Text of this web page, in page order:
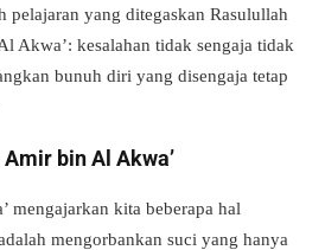
pelajaran yang ditegaskan Rasulullah
Akwa’: kesalahan tidak sengaja tidak
bunuh diri yang disengaja tetap
bin Al Akwa’
mengajarkan kita beberapa hal
mengorbankan suci yang hanya